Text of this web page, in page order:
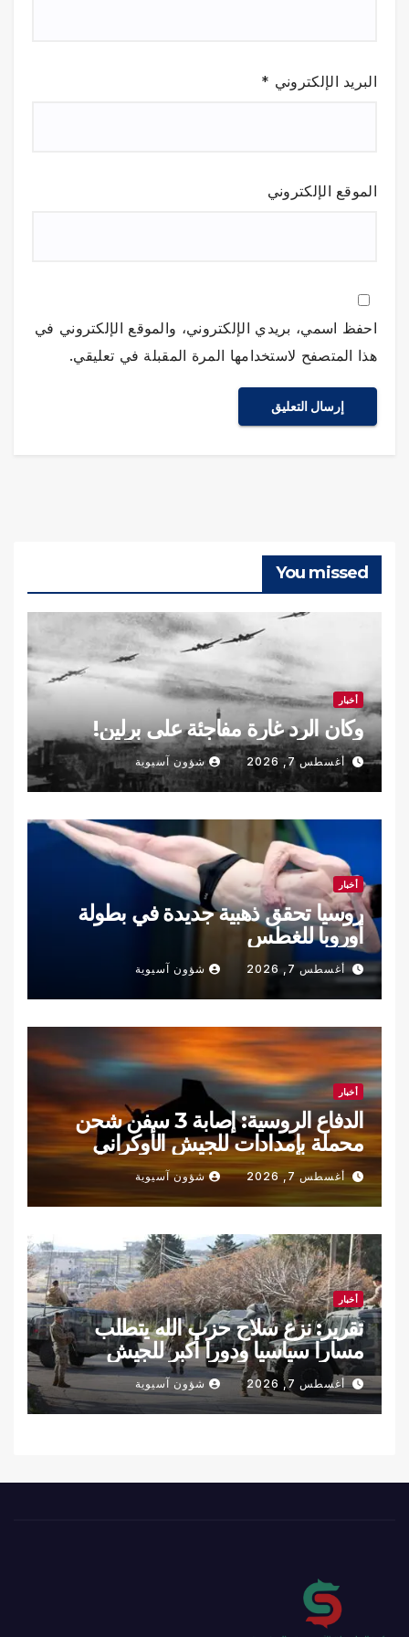
البريد الإلكتروني *
الموقع الإلكتروني
احفظ اسمي، بريدي الإلكتروني، والموقع الإلكتروني في
هذا المتصفح لاستخدامها المرة المقبلة في تعليقي.
You missed
أخبار
وكان الرد غارة مفاجئة على برلين!
أغسطس 7, 2026 شؤون آسيوية
أخبار
روسيا تحقق ذهبية جديدة في بطولة
أوروبا للغطس
أغسطس 7, 2026 شؤون آسيوية
أخبار
الدفاع الروسية: إصابة 3 سفن شحن
محملة بإمدادات للجيش الأوكراني
أغسطس 7, 2026 شؤون آسيوية
أخبار
تقرير: نزع سلاح حزب الله يتطلب
مسارا سياسيا ودورا أكبر للجيش
اللبناني
أغسطس 7, 2026 شؤون آسيوية